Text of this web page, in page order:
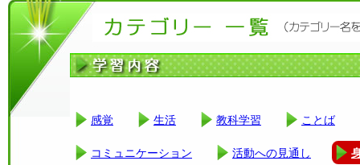
感覚 生活 教科学習 ことば
コミュニケーション 活動への見通し